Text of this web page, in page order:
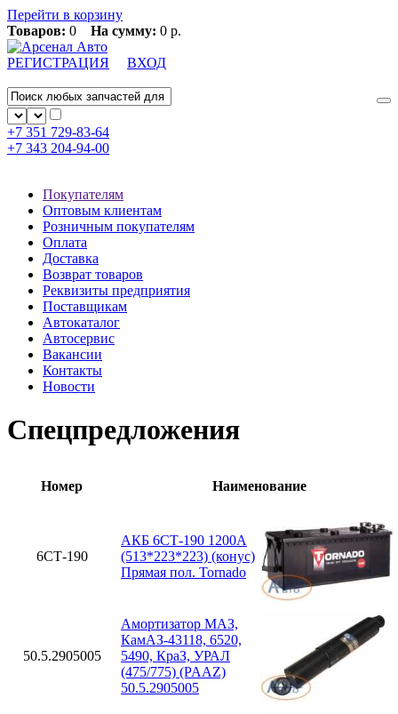
Перейти в корзину
Товаров: 0 На сумму: 0 р.
РЕГИСТРАЦИЯ ВХОД
+7 351 729-83-64
+7 343 204-94-00
Покупателям
Оптовым клиентам
Розничным покупателям
Оплата
Доставка
Возврат товаров
Реквизиты предприятия
Поставщикам
Автокаталог
Автосервис
Вакансии
Контакты
Новости
Спецпредложения
Номер Наименование
6СТ-190
АКБ 6СТ-190 1200А
(513*223*223) (конус)
Прямая пол. Tornado
50.5.2905005
Амортизатор МАЗ,
КамАЗ-43118, 6520,
5490, КраЗ, УРАЛ
(475/775) (PAAZ)
50.5.2905005